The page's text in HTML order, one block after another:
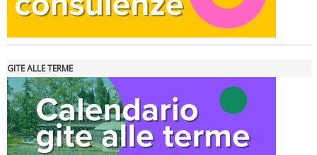
Tiziano Pesce nel Cda di Fondazione Terzjus: prima riunione a
Roma
GITE ALLE TERME